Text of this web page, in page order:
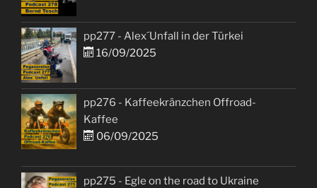
pp277 - Alex´Unfall in der Türkei
16/09/2025
pp276 - Kaffeekränzchen Offroad-
Kaffee
06/09/2025
pp275 - Egle on the road to Ukraine